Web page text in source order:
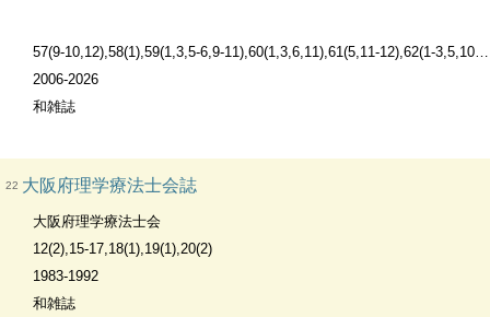
57(9-10,12),58(1),59(1,3,5-6,9-11),60(1,3,6,11),61(5,11-12),62(1-3,5,10-11),63(1-2,4,9),64(1,3,7-12),65-76,77(1-8)
2006-2026
和雑誌
22 大阪府理学療法士会誌
大阪府理学療法士会
12(2),15-17,18(1),19(1),20(2)
1983-1992
和雑誌